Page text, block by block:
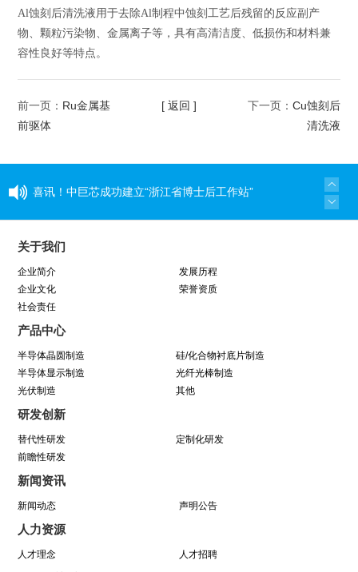
Al蚀刻后清洗液用于去除Al制程中蚀刻工艺后残留的反应副产
物、颗粒污染物、金属离子等，具有高清洁度、低损伤和材料兼
容性良好等特点。
前一页： Ru金属基
前驱体
[ 返回 ] 下一页： Cu蚀刻后
清洗液
喜讯！中巨芯成功建立“浙江省博士后工作站”
动圆满结束
学芯谱理念 做靠谱者--中巨芯靠谱文化宣讲月活
动圆满收官
因为靠谱 所以信赖 | 中巨芯《芯谱》发布会
中巨芯参展SEMICON China 2021
八年靠谱路 芯程共奔赴——首届靠谱文化节开幕
关于我们
企业简介
发展历程
企业文化
荣誉资质
社会责任
产品中心
半导体晶圆制造
硅/化合物衬底片制造
半导体显示制造
光纤光棒制造
光伏制造
其他
研发创新
替代性研发
定制化研发
前瞻性研发
新闻资讯
新闻动态 声明公告
人力资源
人才理念 人才招聘